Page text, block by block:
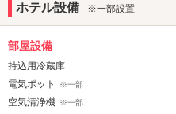
ホテル設備 ※一部設置
部屋設備
持込用冷蔵庫
電気ポット
※一部
空気清浄機 ※一部